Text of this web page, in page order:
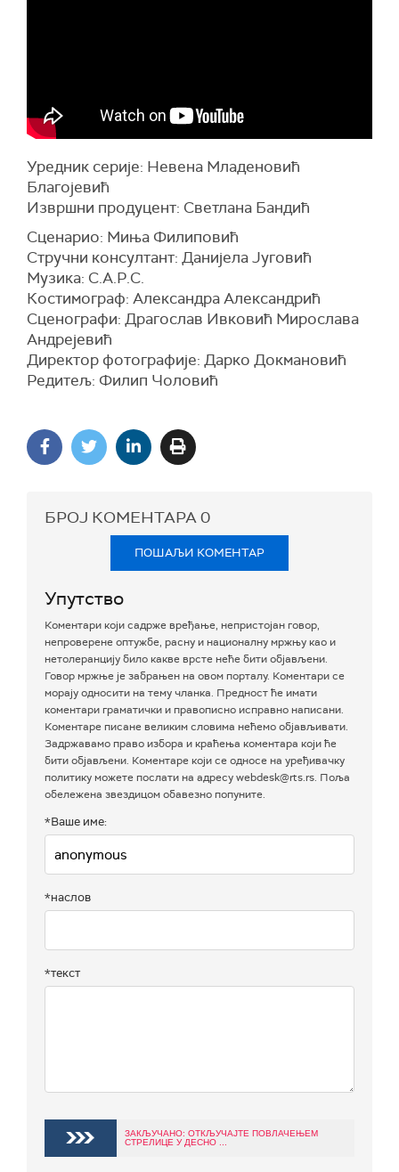
Уредник серије: Невена Младеновић
Благојевић
Извршни продуцент: Светлана Бандић
Сценарио: Миња Филиповић
Стручни консултант: Данијела Југовић
Музика: С.А.Р.С.
Костимограф: Александра Александрић
Сценографи: Драгослав Ивковић Мирослава
Андрејевић
Директор фотографије: Дарко Докмановић
Редитељ: Филип Чоловић
БРОЈ КОМЕНТАРА0
ПОШАЉИ КОМЕНТАР
Упутство
Коментари који садрже вређање, непристојан говор,
непроверене оптужбе, расну и националну мржњу као и
нетолеранцију било какве врсте неће бити објављени.
Говор мржње је забрањен на овом порталу. Коментари се
морају односити на тему чланка. Предност ће имати
коментари граматички и правописно исправно написани.
Коментаре писане великим словима нећемо објављивати.
Задржавамо право избора и краћења коментара који ће
бити објављени. Коментаре који се односе на уређивачку
политику можете послати на адресу webdesk@rts.rs. Поља
обележена звездицом обавезно попуните.
*Ваше име:
*наслов
*текст
ЗАКЉУЧАНО: ОТКЉУЧАЈТЕ ПОВЛАЧЕЊЕМ
СТРЕЛИЦЕ У ДЕСНО ...